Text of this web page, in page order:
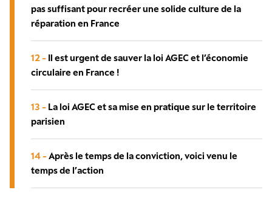
pas suffisant pour recréer une solide culture de la
réparation en France
12 - Il est urgent de sauver la loi AGEC et l’économie
circulaire en France !
13 - La loi AGEC et sa mise en pratique sur le territoire
parisien
14 -Après le temps de la conviction, voici venu le
temps de l’action